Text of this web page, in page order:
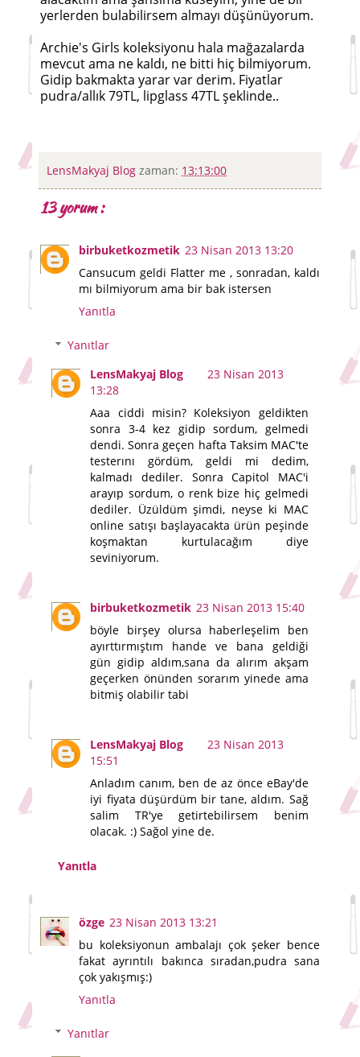
yerlerden bulabilirsem almayı düşünüyorum.
Archie's Girls koleksiyonu hala mağazalarda
mevcut ama ne kaldı, ne bitti hiç bilmiyorum.
Gidip bakmakta yarar var derim. Fiyatlar
pudra/allık 79TL, lipglass 47TL şeklinde..
LensMakyaj Blog zaman: 13:13:00
13 yorum :
birbuketkozmetik 23 Nisan 2013 13:20
Cansucum geldi Flatter me , sonradan, kaldı
mı bilmiyorum ama bir bak istersen
Yanıtla
Yanıtlar
LensMakyaj Blog
23 Nisan 2013
13:28
Aaa ciddi misin? Koleksiyon geldikten
sonra 3-4 kez gidip sordum, gelmedi
dendi. Sonra geçen hafta Taksim MAC'te
testerını gördüm, geldi mi dedim,
kalmadı dediler. Sonra Capitol MAC'i
arayıp sordum, o renk bize hiç gelmedi
dediler. Üzüldüm şimdi, neyse ki MAC
online satışı başlayacakta ürün peşinde
koşmaktan kurtulacağım diye
seviniyorum.
birbuketkozmetik 23 Nisan 2013 15:40
böyle birşey olursa haberleşelim ben
ayırttırmıştım hande ve bana geldiği
gün gidip aldım,sana da alırım akşam
geçerken önünden sorarım yinede ama
bitmiş olabilir tabi
LensMakyaj Blog
23 Nisan 2013
15:51
Anladım canım, ben de az önce eBay'de
iyi fiyata düşürdüm bir tane, aldım. Sağ
salim TR'ye getirtebilirsem benim
olacak. :) Sağol yine de.
Yanıtla
özge 23 Nisan 2013 13:21
bu koleksiyonun ambalajı çok şeker bence
fakat ayrıntılı bakınca sıradan,pudra sana
çok yakışmış:)
Yanıtla
Yanıtlar